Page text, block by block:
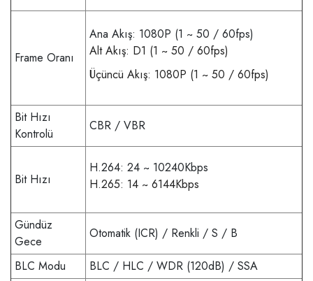
Frame Oranı
Ana Akış: 1080P (1 ~ 50 / 60fps)
Alt Akış: D1 (1 ~ 50 / 60fps)
Üçüncü Akış: 1080P (1 ~ 50 / 60fps)
Bit Hızı
Kontrolü
CBR / VBR
Bit Hızı
H.264: 24 ~ 10240Kbps
H.265: 14 ~ 6144Kbps
Gündüz
Gece
Otomatik (ICR) / Renkli / S / B
BLC Modu
BLC / HLC / WDR (120dB) / SSA